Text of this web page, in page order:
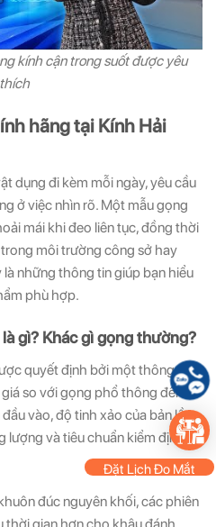
kính cận trong suốt được yêu
thích
hãng tại Kính Hải
dụng đi kèm mỗi ngày, yêu cầu
ở việc nhìn rõ. Một mẫu gọng
mái khi đeo liên tục, đồng thời
môi trường công sở hay
những thông tin giúp bạn hiểu
phù hợp.
gì? Khác gì gọng thường?
quyết định bởi một thông số
so với gọng phổ thông đến từ
vào, độ tinh xảo của bản lề,
lượng và tiêu chuẩn kiểm định
đúc nguyên khối, các phiên
gian hơn cho khâu đánh
Đặt Lịch Đo Mắt